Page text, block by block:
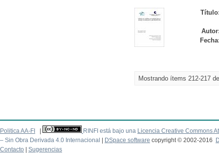
Mostrando ítems 212-217
Politica AA-FI RINFI está bajo una Licencia Creative Commons
– Sin Obra Derivada 4.0 Internacional
DSpace software copyright © 2002-2016
Contacto
Sugerencias